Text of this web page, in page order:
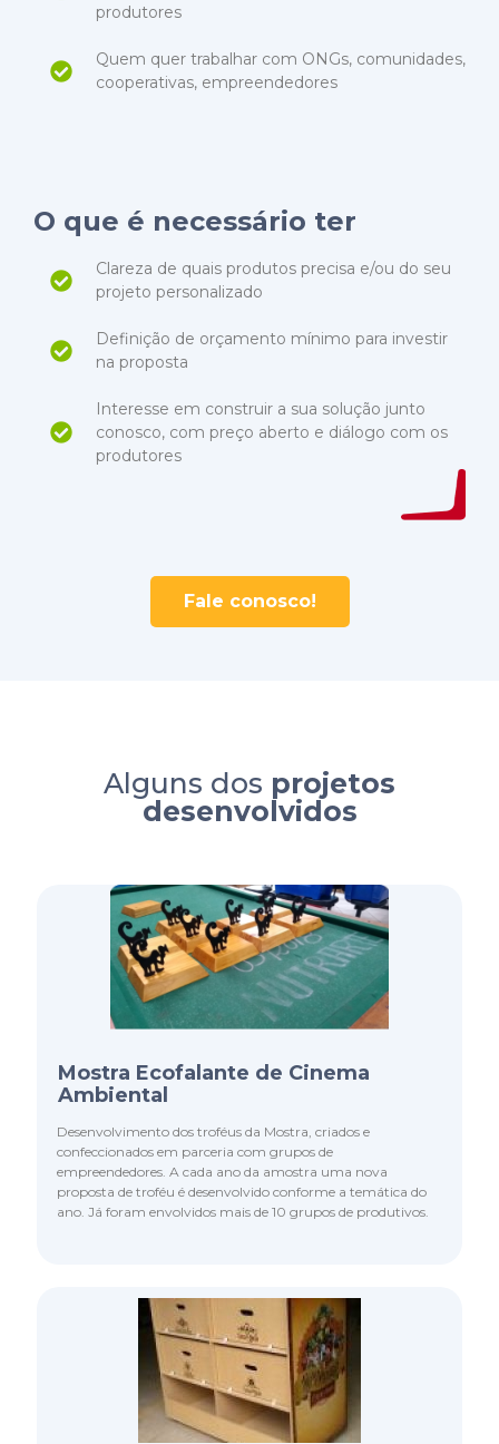
produtores
Quem quer trabalhar com ONGs, comunidades,
cooperativas, empreendedores
O que é necessário ter
Clareza de quais produtos precisa e/ou do seu
projeto personalizado
Definição de orçamento mínimo para investir
na proposta
Interesse em construir a sua solução junto
conosco, com preço aberto e diálogo com os
produtores
Fale conosco!
Alguns dos projetos
desenvolvidos
Mostra Ecofalante de Cinema
Ambiental
Desenvolvimento dos troféus da Mostra, criados e
confeccionados em parceria com grupos de
empreendedores. A cada ano da amostra uma nova
proposta de troféu é desenvolvido conforme a temática do
ano. Já foram envolvidos mais de 10 grupos de produtivos.